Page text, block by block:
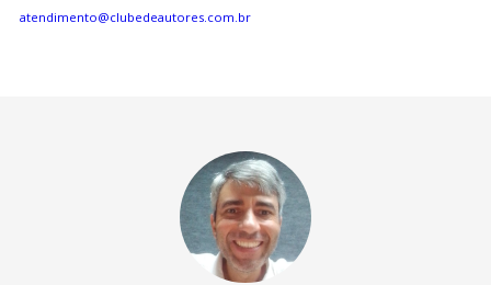
atendimento@clubedeautores.com.br